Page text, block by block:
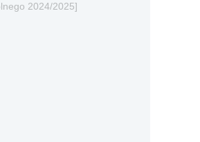
2024/2025]